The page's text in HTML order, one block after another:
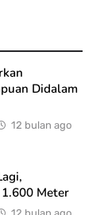
Didalam
12 bulan ago
Meter